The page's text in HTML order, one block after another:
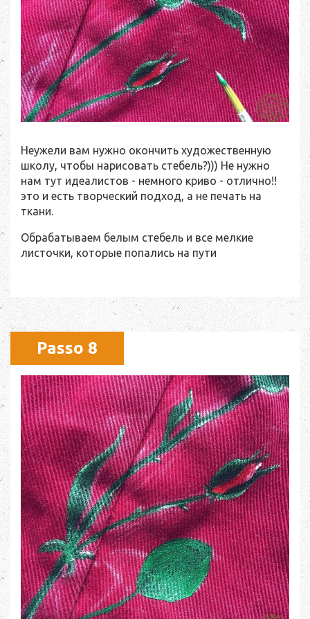
Неужели вам нужно окончить художественную
школу, чтобы нарисовать стебель?))) Не нужно
нам тут идеалистов - немного криво - отлично!!
это и есть творческий подход, а не печать на
ткани.
Обрабатываем белым стебель и все мелкие
листочки, которые попались на пути
Passo 8